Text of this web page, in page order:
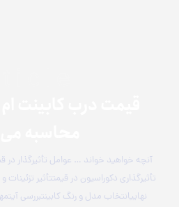
آنچه خواهید خواند … عوامل تأثیرگذار در
تأثیرگذاری دکوراسیون در قیمتتأثیر تزئینات
نهاییانتخاب مدل و رنگ کابینتبررسی